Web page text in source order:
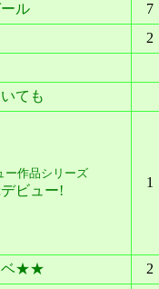
ル
7
2
ても
ー作品シリーズ
ビュー!
1
ベ★★
2